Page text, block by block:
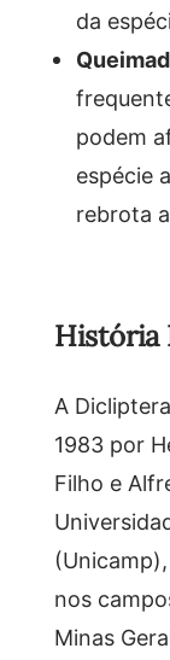
da
podem
espécie
rebrota
História
A
1983 por
Filho e
nos
Minas